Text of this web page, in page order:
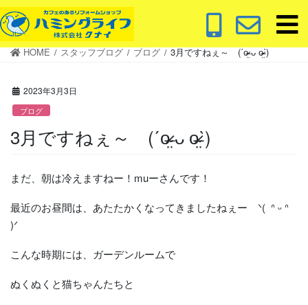
コ
ン
テ
ナ
ビ
ゲ
HOME スタッフブログ ブログ 3月ですねぇ～ (ˊo̴̶̷̤ ᴗ o̴̶̷̤ˋ)
2023年3月3日
ブログ
3月ですねぇ～ (ˊo̴̶̷̤ ᴗ o̴̶̷̤ˋ)
まだ、朝は冷えますねー！muーさんです！
最近のお昼間は、あたたかくなってきましたねぇー ᐠ( ᐢ ᵕ ᐢ
)ᐟ
こんな時期には、ガーデンルームで
ぬくぬくと猫ちゃんたちと